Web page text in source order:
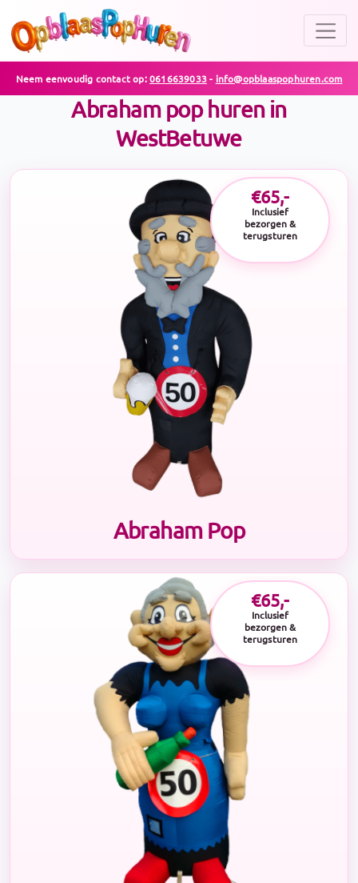
Neem eenvoudig contact op:0616639033- info@opblaaspophuren.com
Abraham pop huren in
WestBetuwe
€65,-
Inclusief
bezorgen &
terugsturen
Abraham Pop
€65,-
Inclusief
bezorgen &
terugsturen